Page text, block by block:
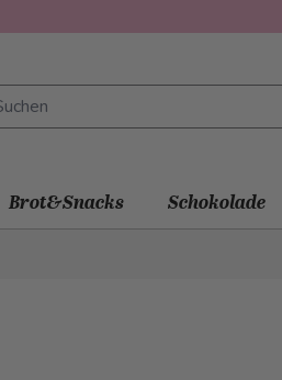
Brot&Snacks Schokolade